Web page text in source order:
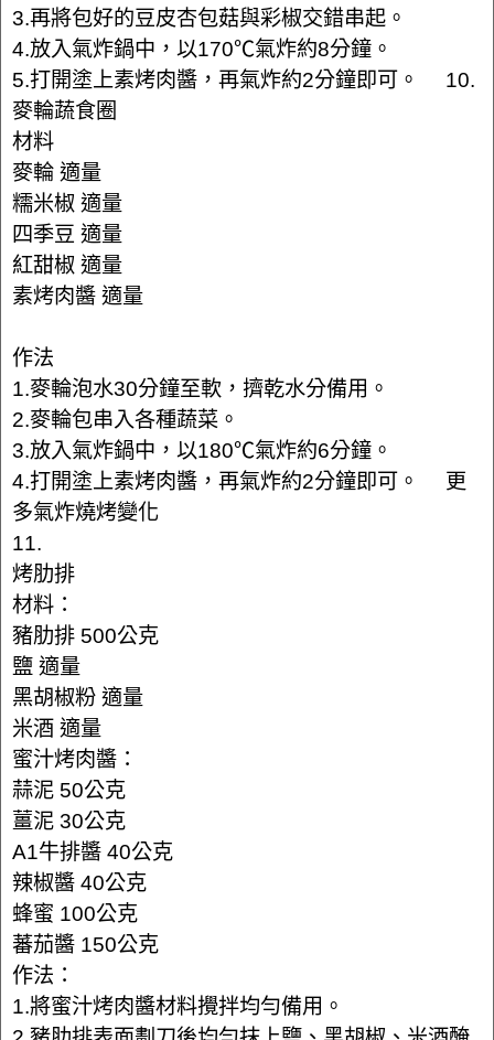
3.再將包好的豆皮杏包菇與彩椒交錯串起。
4.放入氣炸鍋中，以170℃氣炸約8分鐘。
5.打開塗上素烤肉醬，再氣炸約2分鐘即可。 10.
麥輪蔬食圈
材料
麥輪 適量
糯米椒 適量
四季豆 適量
紅甜椒 適量
素烤肉醬 適量
作法
1.麥輪泡水30分鐘至軟，擠乾水分備用。
2.麥輪包串入各種蔬菜。
3.放入氣炸鍋中，以180℃氣炸約6分鐘。
4.打開塗上素烤肉醬，再氣炸約2分鐘即可。 更
多氣炸燒烤變化
11.
烤肋排
材料：
豬肋排 500公克
鹽 適量
黑胡椒粉 適量
米酒 適量
蜜汁烤肉醬：
蒜泥 50公克
薑泥 30公克
A1牛排醬 40公克
辣椒醬 40公克
蜂蜜 100公克
蕃茄醬 150公克
作法：
1.將蜜汁烤肉醬材料攪拌均勻備用。